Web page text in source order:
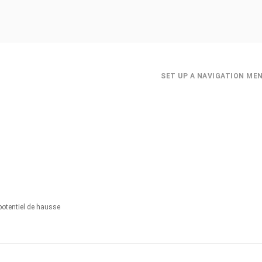
SET UP A NAVIGATION
de hausse